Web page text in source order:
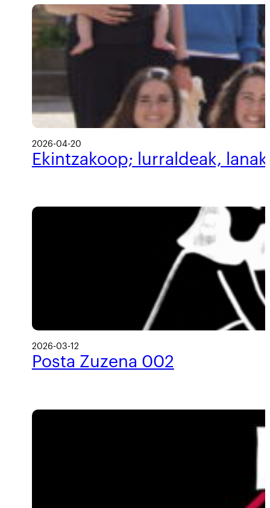
2026-04-20
Ekintzakoop; lurraldeak,
2026-03-12
Posta Zuzena 002